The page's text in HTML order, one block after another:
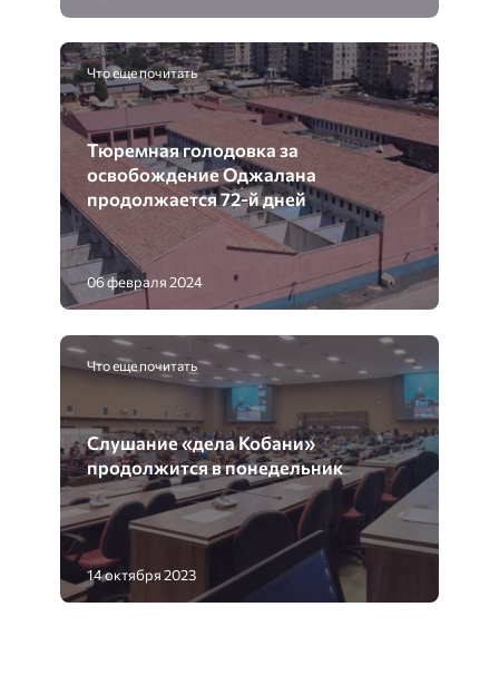
Что еще почитать
Тюремная голодовка за
освобождение Оджалана
продолжается 72-й дней
06 февраля 2024
Что еще почитать
Слушание «дела Кобани»
продолжится в понедельник
14 октября 2023